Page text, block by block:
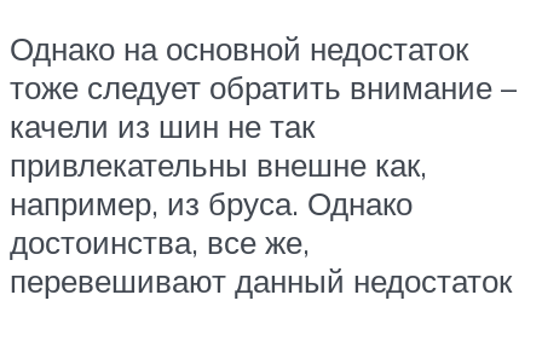
Однако на основной недостаток
тоже следует обратить внимание –
качели из шин не так
привлекательны внешне как,
например, из бруса. Однако
достоинства, все же,
перевешивают данный недостаток